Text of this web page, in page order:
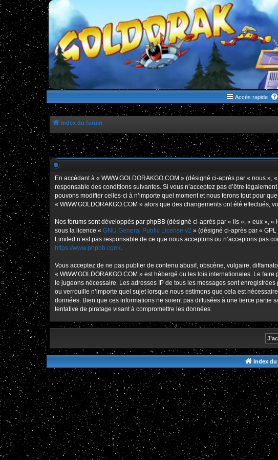
WWW.GOLDORAKGO.COM
le site de la Lune Rouge
Accès rapide
Index du forum
En accédant à « WWW.GOLDORAKGO.COM » (désigné ci-après par « nous
responsable des conditions suivantes. Si vous n’acceptez pas d’être
pouvons modifier celles-ci à n’importe quel moment et nous ferons tout pour
« WWW.GOLDORAKGO.COM » alors que des changements ont été effectués,
Nos forums sont développés par phpBB (désigné ci-après par « ils », « eux »,
sous la licence « GNU General Public License v2 » (désigné ci-après par «
Limited n’est pas responsable de ce que nous acceptons ou n’acceptons pas
https://www.phpbb.com/.
Vous acceptez de ne pas publier de contenu abusif, obscène, vulgaire,
« WWW.GOLDORAKGO.COM » est hébergé ou les lois internationales. Le
le jugeons nécessaire. Les adresses IP de tous les messages sont
ou verrouille n’importe quel sujet lorsque nous estimons que cela est
données. Bien que ces informations ne soient pas diffusées à une tierce partie
tentative de piratage visant à compromettre les données.
Index